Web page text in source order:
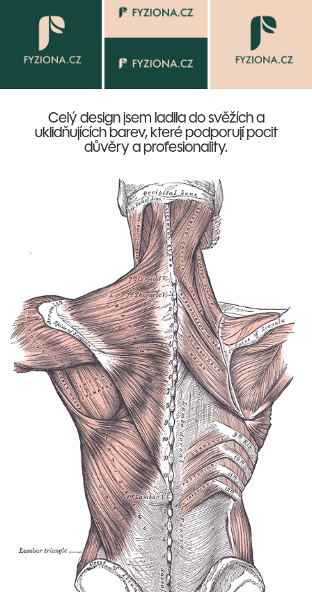
Celý design jsem ladila do svěžích a
uklidňujících barev, které podporují pocit
důvěry a profesionality.